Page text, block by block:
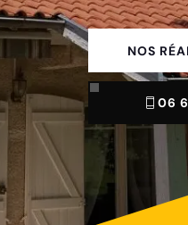
NOS
06